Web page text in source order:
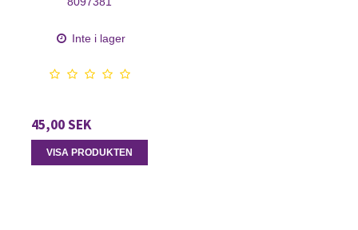
Inte i lager
45,00 SEK
VISA PRODUKTEN